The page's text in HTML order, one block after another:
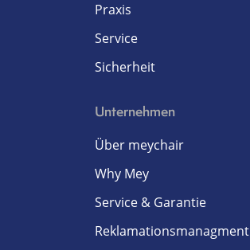
Praxis
Service
Sicherheit
Unternehmen
Über meychair
Why Mey
Service & Garantie
Reklamationsmanagment